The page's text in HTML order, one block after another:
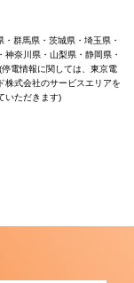
・群馬県・茨城県・埼玉県・
神奈川県・山梨県・静岡県・
電情報に関しては、東京電
株式会社のサービスエリアを
いただきます)